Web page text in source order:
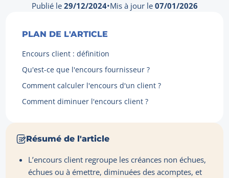
Publié le 29/12/2024•Mis à jour le 07/01/2026
PLAN DE L'ARTICLE
Encours client : définition
Qu'est-ce que l'encours fournisseur ?
Comment calculer l'encours d'un client ?
Comment diminuer l'encours client ?
Résumé de l'article
L’encours client regroupe les créances non échues,
échues ou à émettre, diminuées des acomptes, et